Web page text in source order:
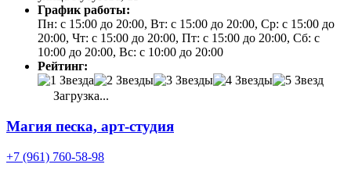
График работы:
Пн: с 15:00 до 20:00, Вт: с 15:00 до 20:00, Ср: с 15:00 до
20:00, Чт: с 15:00 до 20:00, Пт: с 15:00 до 20:00, Сб: с
10:00 до 20:00, Вс: с 10:00 до 20:00
Рейтинг:
Загрузка...
Магия песка, арт-студия
+7 (961) 760-58-98